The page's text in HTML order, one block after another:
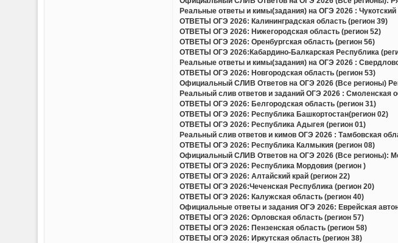
Реальные ответы и кимы(задания) на ОГЭ 2026 : Чукотский
ОТВЕТЫ ОГЭ 2026: Калининградская область (регион 39)
ОТВЕТЫ ОГЭ 2026: Нижегородская область (регион 52)
ОТВЕТЫ ОГЭ 2026: Оренбургская область (регион 56)
ОТВЕТЫ ОГЭ 2026:Кабардино-Балкарская Республика
Реальные ответы и кимы(задания) на ОГЭ 2026 :
ОТВЕТЫ ОГЭ 2026: Новгородская область (регион 53)
Официальный СЛИВ Ответов на ОГЭ 2026 (Все регионы)
Реальный слив ответов и заданий ОГЭ 2026 : Смоленская
ОТВЕТЫ ОГЭ 2026: Белгородская область (регион 31)
ОТВЕТЫ ОГЭ 2026: Республика Башкортостан(регион 02)
ОТВЕТЫ ОГЭ 2026: Республика Адыгея (регион 01)
Реальный слив ответов и кимов ОГЭ 2026 : Тамбовская
ОТВЕТЫ ОГЭ 2026: Республика Калмыкия (регион 08)
Официальный СЛИВ Ответов на ОГЭ 2026 (Все регионы):
ОТВЕТЫ ОГЭ 2026: Республика Мордовия (регион )
ОТВЕТЫ ОГЭ 2026: Алтайский край (регион 22)
ОТВЕТЫ ОГЭ 2026:Чеченская Республика (регион 20)
ОТВЕТЫ ОГЭ 2026: Калужская область (регион 40)
Официальные ответы и задания ОГЭ 2026: Еврейская
ОТВЕТЫ ОГЭ 2026: Орловская область (регион 57)
ОТВЕТЫ ОГЭ 2026: Пензенская область (регион 58)
ОТВЕТЫ ОГЭ 2026: Иркутская область (регион 38)